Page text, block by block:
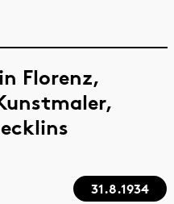
Florenz,
31.8.1934